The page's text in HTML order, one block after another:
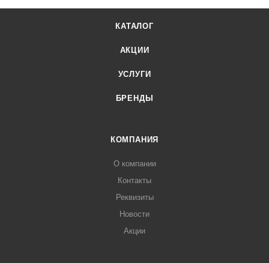
КАТАЛОГ
АКЦИИ
УСЛУГИ
БРЕНДЫ
КОМПАНИЯ
О компании
Контакты
Реквизиты
Новости
Акции